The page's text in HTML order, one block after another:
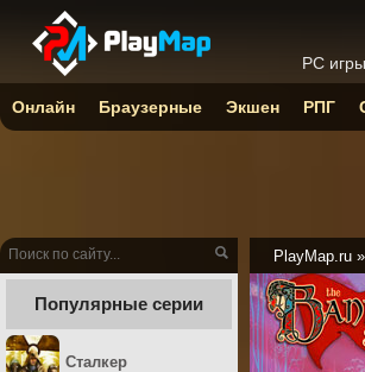
PlayMap.ru »
Популярные серии
Сталкер
PC игры
Онлайн Браузерные Экшен РПГ